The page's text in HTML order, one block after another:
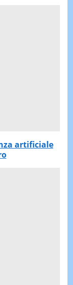
artificiale